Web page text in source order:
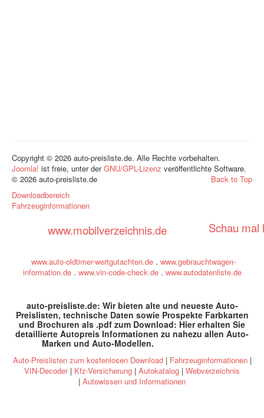
Copyright © 2026 auto-preisliste.de. Alle Rechte vorbehalten.
Joomla! ist freie, unter derGNU/GPL-Lizenz veröffentlichte Software.
Back to Top
© 2026 auto-preisliste.de
Downloadbereich
Fahrzeuginformationen
www.mobilverzeichnis.de Schau mal
www.auto-oldtimer-wertgutachten.de. www.gebrauchtwagen-
information.de. www.vin-code-check.de. www.autodatenliste.de
auto-preisliste.de: Wir bieten alte und neueste Auto-
Preislisten, technische Daten sowie Prospekte Farbkarten
und Brochuren als .pdf zum Download: Hier erhalten Sie
detaillierte Autopreis Informationen zu nahezu allen Auto-
Marken und Auto-Modellen.
Auto-Preislisten zum kostenlosen Download| Fahrzeuginformationen|
VIN-Decoder| Kfz-Versicherung | Autokatalog | Webverzeichnis
| Autowissen und Informationen